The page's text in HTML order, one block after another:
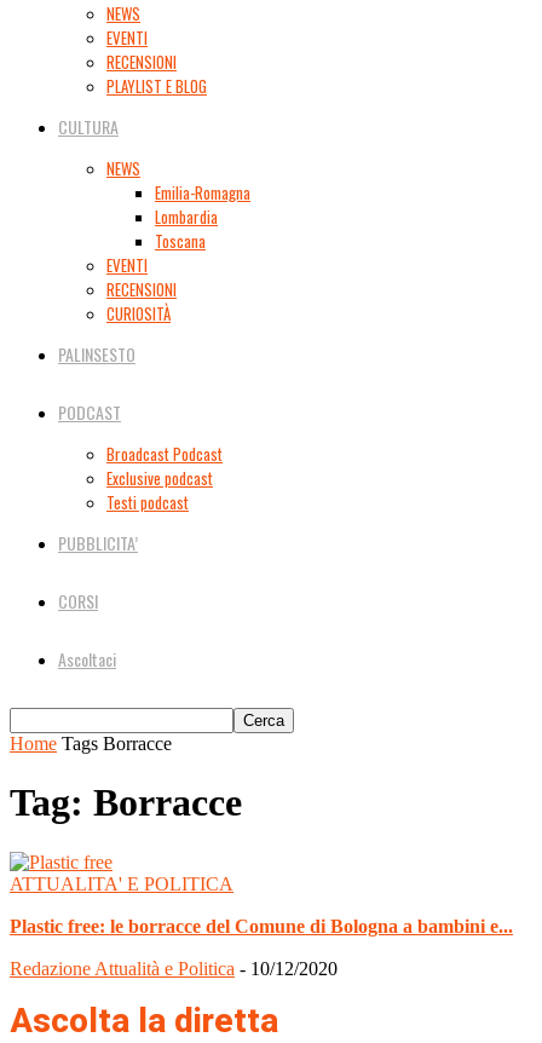
NEWS
EVENTI
RECENSIONI
PLAYLIST E BLOG
CULTURA
NEWS
Emilia-Romagna
Lombardia
Toscana
EVENTI
RECENSIONI
CURIOSITÀ
PALINSESTO
PODCAST
Broadcast Podcast
Exclusive podcast
Testi podcast
PUBBLICITA’
CORSI
Ascoltaci
Home Tags Borracce
Tag: Borracce
ATTUALITA' E POLITICA
Plastic free: le borracce del Comune di Bologna a bambini e...
Redazione Attualità e Politica - 10/12/2020
Ascolta la diretta